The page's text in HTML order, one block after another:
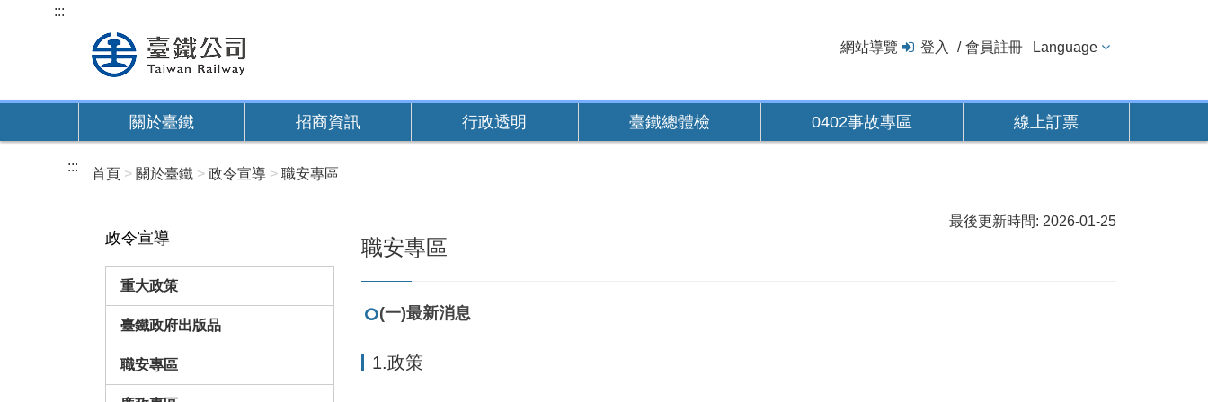
內
:::
網站導覽 登入 會員註冊 Language
關於臺鐵 招商資訊 行政透明 臺鐵總體檢 0402事故專區 線上訂票
::: 首頁 關於臺鐵 政令宣導 職安專區
政令宣導
重大政策
臺鐵政府出版品
職安專區
職安專區
最後更新時間: 2026-01-25
(一)最新消息
1.政策